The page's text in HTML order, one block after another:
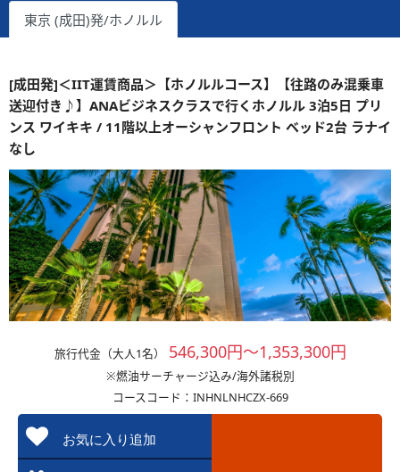
東京 (成田)発/ホノルル
[成田発]＜IIT運賃商品＞【ホノルルコース】【往路のみ混乗車
送迎付き♪】ANAビジネスクラスで行くホノルル 3泊5日 プリ
ンス ワイキキ / 11階以上オーシャンフロント ベッド2台 ラナイ
なし
旅行代金（大人1名） 546,300円～1,353,300円
※燃油サーチャージ込み/海外諸税別
コースコード：INHNLNHCZX-669
お気に入り追加